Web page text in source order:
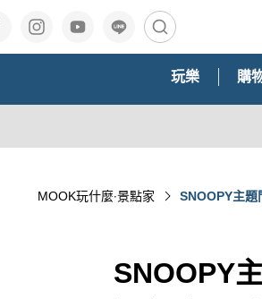
玩樂 購
MOOK玩什麼‧景點家 SNOOPY主
SNOOPY